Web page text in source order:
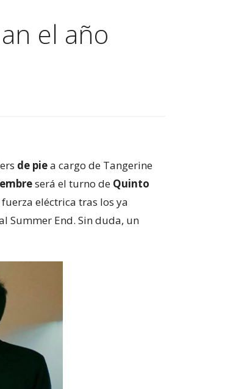
el año
de piea cargo de Tangerine
será el turno de Quinto
eléctrica tras los ya
Summer End. Sin duda, un